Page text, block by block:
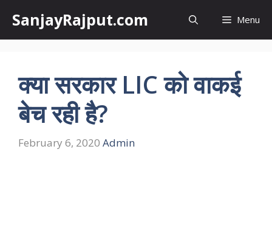
content
SanjayRajput.com Menu
क्या सरकार LIC को वाकई
बेच रही है?
February 6, 2020 Admin